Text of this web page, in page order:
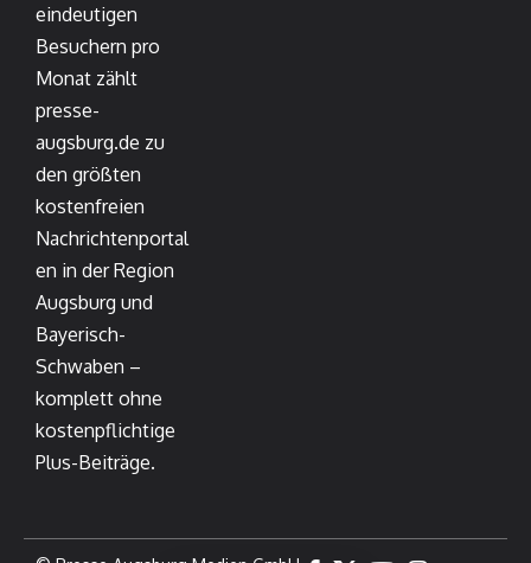
eindeutigen
Besuchern pro
Monat zählt
presse-
augsburg.de zu
den größten
kostenfreien
Nachrichtenportal
en in der Region
Augsburg und
Bayerisch-
Schwaben –
komplett ohne
kostenpflichtige
Plus-Beiträge.